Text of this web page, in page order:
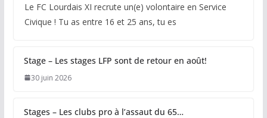
Le FC Lourdais XI recrute un(e) volontaire en Service
Civique ! Tu as entre 16 et 25 ans, tu es
Stage – Les stages LFP sont de retour en août!
30 juin 2026
Stages – Les clubs pro à l’assaut du 65…